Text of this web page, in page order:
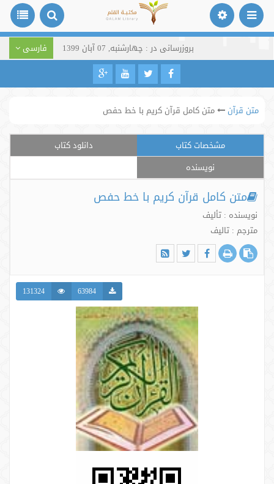
بروزرسانی در : چهارشنبه, 07 آبان 1399 فارسی
متن قرآن متن کامل قرآن کریم با خط حفص
مشخصات کتاب
دانلود کتاب
نویسنده
متن کامل قرآن کریم با خط حفص
نویسنده : تألیف
مترجم : تالیف
63984
131324